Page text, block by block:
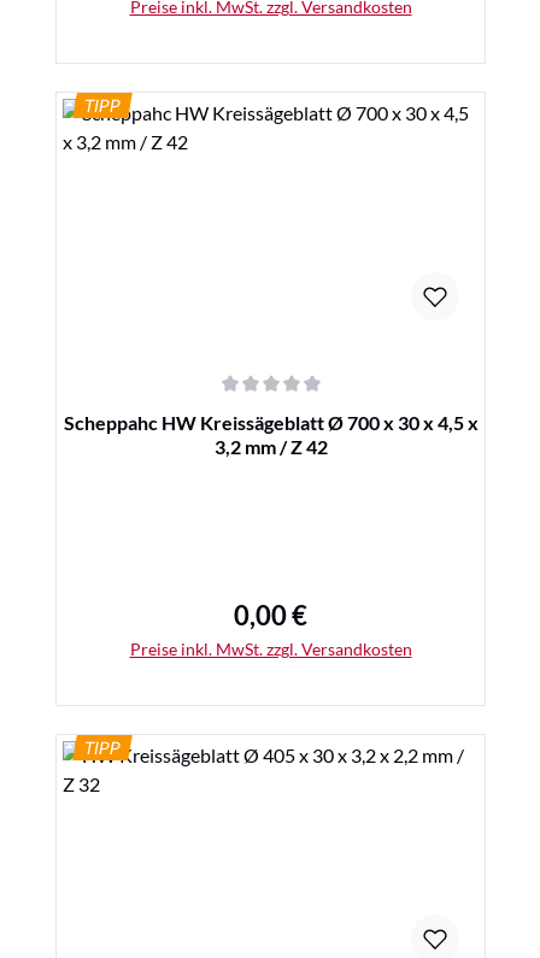
Preise inkl. MwSt. zzgl. Versandkosten
TIPP
Scheppahc HW Kreissägeblatt Ø 700 x 30 x 4,5 x
3,2 mm / Z 42
Regulärer Preis:
0,00 €
Preise inkl. MwSt. zzgl. Versandkosten
TIPP